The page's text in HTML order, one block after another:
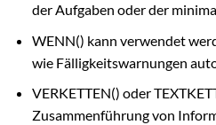
der Aufgaben oder der
WENN() kann verwendet
wie Fälligkeitswarnungen
VERKETTEN() oder
Zusammenführung von